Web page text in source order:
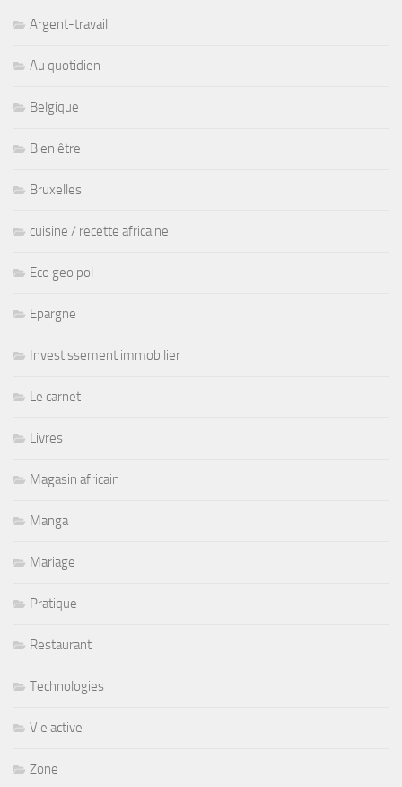
Argent-travail
Au quotidien
Belgique
Bien être
Bruxelles
cuisine / recette africaine
Eco geo pol
Epargne
Investissement immobilier
Le carnet
Livres
Magasin africain
Manga
Mariage
Pratique
Restaurant
Technologies
Vie active
Zone